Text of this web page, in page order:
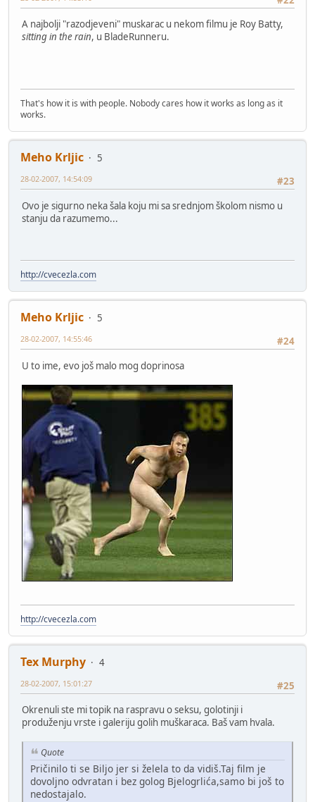
A najbolji "razodjeveni" muskarac u nekom filmu je Roy Batty,
sitting in the rain, u BladeRunneru.
That's how it is with people. Nobody cares how it works as long as it
works.
Meho Krljic
5
#23
28-02-2007, 14:54:09
Ovo je sigurno neka šala koju mi sa srednjom školom nismo u
stanju da razumemo...
http://cvecezla.com
Meho Krljic
5
#24
28-02-2007, 14:55:46
U to ime, evo još malo mog doprinosa
http://cvecezla.com
Tex Murphy
4
#25
28-02-2007, 15:01:27
Okrenuli ste mi topik na raspravu o seksu, golotinji i
produženju vrste i galeriju golih muškaraca. Baš vam hvala.
Quote
Pričinilo ti se Biljo jer si želela to da vidiš.Taj film je
dovoljno odvratan i bez golog Bjelogrlića,samo bi još to
nedostajalo.